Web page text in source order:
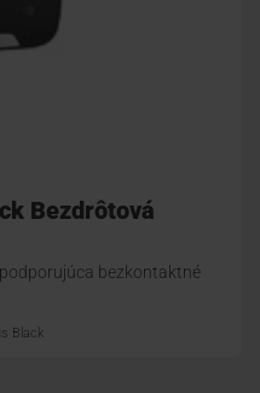
Bezdrôtová
bezkontaktné
Black